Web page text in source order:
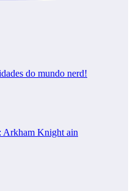
do mundo nerd!
Arkham Knight ain